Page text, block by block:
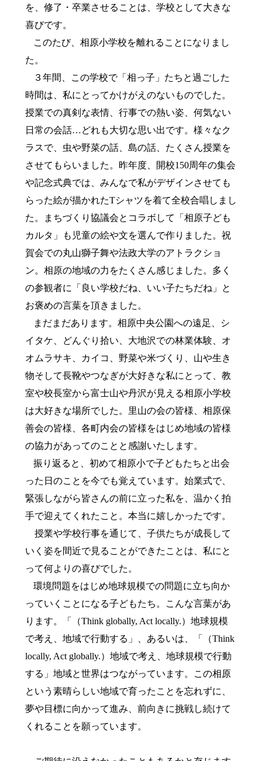
を、修了・卒業させることは、学校として大きな
喜びです。
このたび、相原小学校を離れることになりまし
た。
３年間、この学校で「相っ子」たちと過ごした
時間は、私にとってかけがえのないものでした。
授業での真剣な表情、行事での熱い姿、何気ない
日常の会話…どれも大切な思い出です。様々なク
ラスで、虫や野菜の話、島の話、たくさん授業を
させてもらいました。昨年度、開校150周年の集会
や記念式典では、みんなで私がデザインさせても
らった絵が描かれたTシャツを着て全校合唱しまし
た。まちづくり協議会とコラボして「相原子ども
カルタ」も児童の絵や文を選んで作りました。祝
賀会での丸山獅子舞や法政大学のアトラクショ
ン。相原の地域の力をたくさん感じました。多く
の参観者に「良い学校だね、いい子たちだね」と
お褒めの言葉を頂きました。
まだまだあります。相原中央公園への遠足、シ
イタケ、どんぐり拾い、大地沢での林業体験、オ
オムラサキ、カイコ、野菜や米づくり、山や生き
物そして長靴やつなぎが大好きな私にとって、教
室や校長室から富士山や丹沢が見える相原小学校
は大好きな場所でした。里山の会の皆様、相原保
善会の皆様、各町内会の皆様をはじめ地域の皆様
の協力があってのことと感謝いたします。
振り返ると、初めて相原小で子どもたちと出会
った日のことを今でも覚えています。始業式で、
緊張しながら皆さんの前に立った私を、温かく拍
手で迎えてくれたこと。本当に嬉しかったです。
授業や学校行事を通じて、子供たちが成長して
いく姿を間近で見ることができたことは、私にと
って何よりの喜びでした。
環境問題をはじめ地球規模での問題に立ち向か
っていくことになる子どもたち。こんな言葉があ
ります。「（Think globally, Act locally.）地球規模
で考え、地域で行動する」、あるいは、「（Think
locally, Act globally.）地域で考え、地球規模で行動
する」地域と世界はつながっています。この相原
という素晴らしい地域で育ったことを忘れずに、
夢や目標に向かって進み、前向きに挑戦し続けて
くれることを願っています。